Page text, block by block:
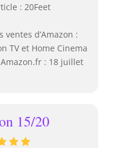
: 20Feet
d’Amazon :
TV et Home Cinema
: 18 juillet
15/20